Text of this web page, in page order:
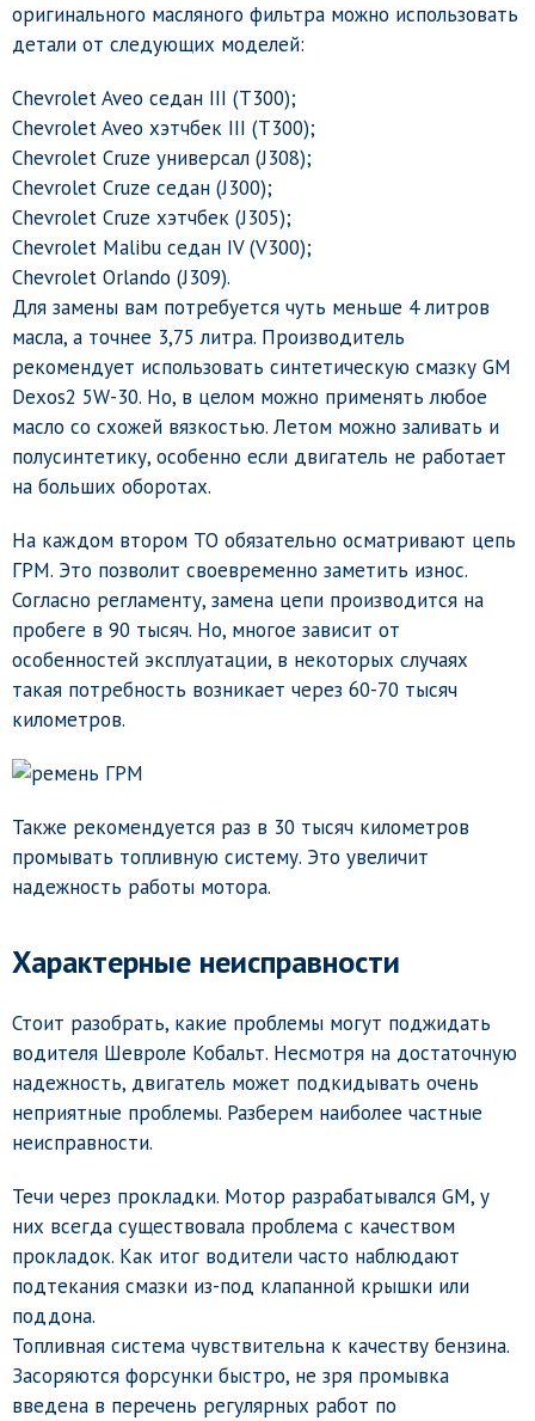
оригинального масляного фильтра можно использовать
детали от следующих моделей:
Chevrolet Aveo седан III (T300);
Chevrolet Aveo хэтчбек III (T300);
Chevrolet Cruze универсал (J308);
Chevrolet Cruze седан (J300);
Chevrolet Cruze хэтчбек (J305);
Chevrolet Malibu седан IV (V300);
Chevrolet Orlando (J309).
Для замены вам потребуется чуть меньше 4 литров
масла, а точнее 3,75 литра. Производитель
рекомендует использовать синтетическую смазку GM
Dexos2 5W-30. Но, в целом можно применять любое
масло со схожей вязкостью. Летом можно заливать и
полусинтетику, особенно если двигатель не работает
на больших оборотах.
На каждом втором ТО обязательно осматривают цепь
ГРМ. Это позволит своевременно заметить износ.
Согласно регламенту, замена цепи производится на
пробеге в 90 тысяч. Но, многое зависит от
особенностей эксплуатации, в некоторых случаях
такая потребность возникает через 60-70 тысяч
километров.
Также рекомендуется раз в 30 тысяч километров
промывать топливную систему. Это увеличит
надежность работы мотора.
Характерные неисправности
Стоит разобрать, какие проблемы могут поджидать
водителя Шевроле Кобальт. Несмотря на достаточную
надежность, двигатель может подкидывать очень
неприятные проблемы. Разберем наиболее частные
неисправности.
Течи через прокладки. Мотор разрабатывался GM, у
них всегда существовала проблема с качеством
прокладок. Как итог водители часто наблюдают
подтекания смазки из-под клапанной крышки или
поддона.
Топливная система чувствительна к качеству бензина.
Засоряются форсунки быстро, не зря промывка
введена в перечень регулярных работ по